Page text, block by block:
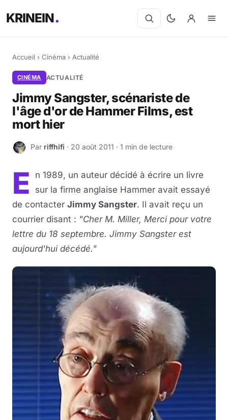
KRINEIN
Accueil › Cinéma › Actualité
CINÉMA ACTUALITÉ
Jimmy Sangster, scénariste de
l'âge d'or de Hammer Films, est
mort hier
R Par riffhifi · 20 août 2011 · 1 min de lecture
E
n 1989, un auteur décidé à écrire un livre
sur la firme anglaise Hammer avait essayé
de contacter Jimmy Sangster. Il avait reçu un
courrier disant : "Cher M. Miller, Merci pour votre
lettre du 18 septembre. Jimmy Sangster est
aujourd'hui décédé."